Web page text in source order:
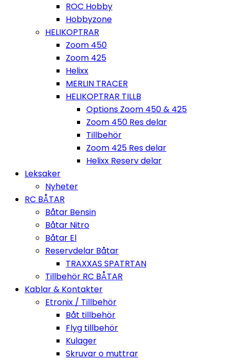
ROC Hobby
Hobbyzone
HELIKOPTRAR
Zoom 450
Zoom 425
Helixx
MERLIN TRACER
HELIKOPTRAR TILLB
Options Zoom 450 & 425
Zoom 450 Res delar
Tillbehör
Zoom 425 Res delar
Helixx Reserv delar
Leksaker
Nyheter
RC BÅTAR
Båtar Bensin
Båtar Nitro
Båtar El
Reservdelar Båtar
TRAXXAS SPATRTAN
Tillbehör RC BÅTAR
Kablar & Kontakter
Etronix / Tillbehör
Båt tillbehör
Flyg tillbehör
Kulager
Skruvar o muttrar